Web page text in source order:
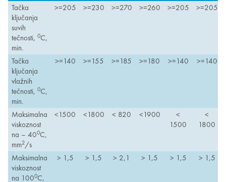
Tačka
ključanja
suvih
tečnosti, 0C,
min.
>=205 >=230 >=270 >=260 >=205 >=205
Tačka
ključanja
vlažnih
tečnosti, 0C,
min.
>=140 >=155 >=185 >=180 >=140 >=140
Maksimalna
viskoznost
na – 400C,
mm2/s
<1500 <1800 < 820 <1900
<
1500
<
1800
Maksimalna
viskoznost
na 1000C,
> 1,5 > 1,5 > 2,1 > 1,5 > 1,5 > 1,5